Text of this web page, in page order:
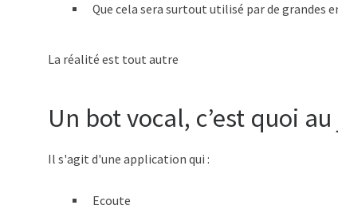
Que cela sera surtout utilisé par de
La réalité est tout autre
Un bot vocal, c’est quoi au
Il s'agit d'une application qui :
Ecoute